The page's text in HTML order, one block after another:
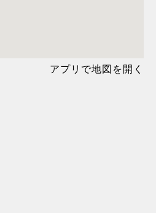
アプリで地図を開く